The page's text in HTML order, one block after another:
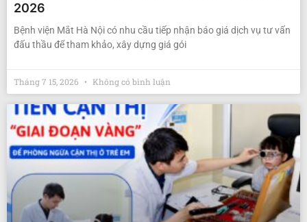
2026
Bệnh viện Mắt Hà Nội có nhu cầu tiếp nhận báo giá dịch vụ tư vấn
đấu thầu để tham khảo, xây dựng giá gói
Tháng 7 15, 2026 Không có bình luận